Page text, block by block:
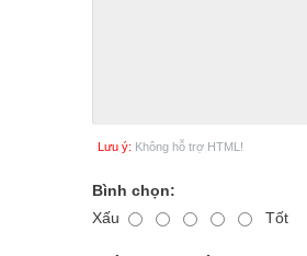
Lưu ý: Không hỗ trợ HTML!
Bình chọn:
Xấu
Tốt